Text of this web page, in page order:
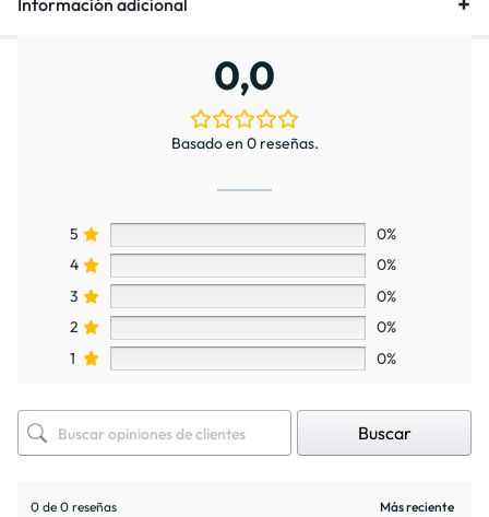
0,0
Basado en 0 reseñas.
5
0%
4
0%
3
0%
2
0%
1
0%
Buscar
0 de 0 reseñas